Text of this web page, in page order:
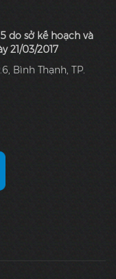
do sở kế hoạch và
21/03/2017
Bình Thạnh, TP.